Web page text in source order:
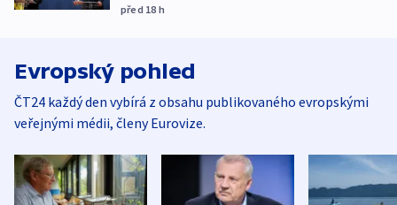
před 18 h
Evropský pohled
ČT24 každý den vybírá z obsahu publikovaného evropskými
veřejnými médii, členy Eurovize.